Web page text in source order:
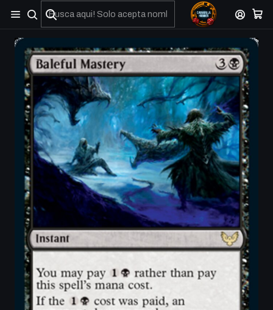
No olviden reportar sus depositos y transferencias por Whatsapp